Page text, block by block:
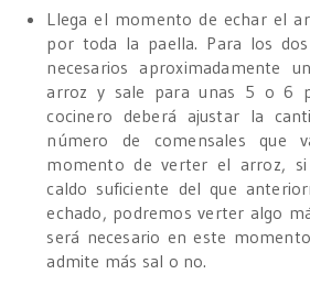
Llega el momento de echar el
por toda la paella. Para los
necesarios aproximadamente
arroz y sale para unas 5 o 6
cocinero deberá ajustar la
número de comensales que
momento de verter el arroz,
caldo suficiente del que
echado, podremos verter algo
será necesario en este
admite más sal o no.